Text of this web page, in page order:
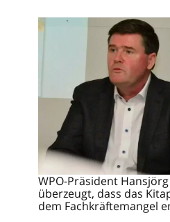
WPO-Präsident
überzeugt, dass das
dem Fachkräftemangel